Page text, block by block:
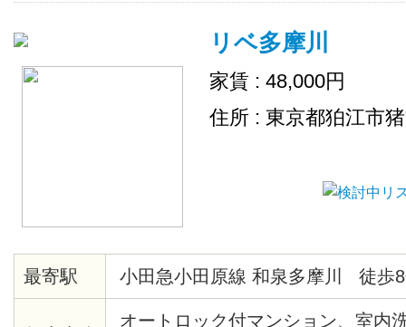
リベ多摩川
家賃 : 48,000円
住所 : 東京都狛江市
最寄駅 小田急小田原線 和泉多摩川 徒歩
オートロック付マンション、室内